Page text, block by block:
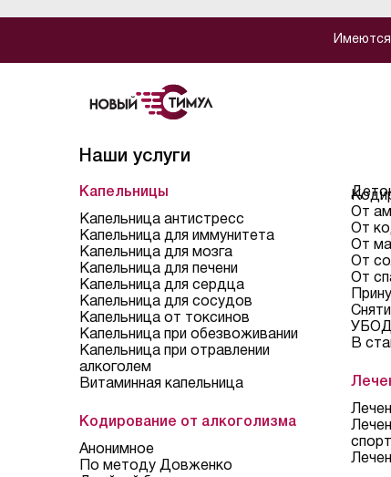
Имеются
Наши услуги
Капельницы
Капельница антистресс
Капельница для иммунитета
Капельница для мозга
Капельница для печени
Капельница для сердца
Капельница для сосудов
Капельница от токсинов
Капельница при обезвоживании
Капельница при отравлении
алкоголем
Витаминная капельница
Кодирование от алкоголизма
Анонимное
По методу Довженко
От
От
От
От
От
В
спорт